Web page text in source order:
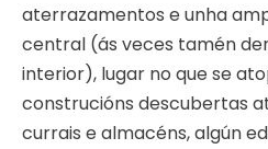
aterrazamentos e unha
central (ás veces tamén
interior), lugar no que se
construcións descubertas
currais e almacéns, algún